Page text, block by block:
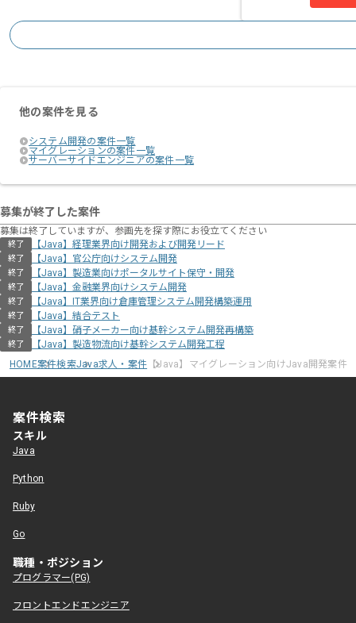
他の案件を見る
システム開発の案件一覧
マイグレーションの案件一覧
サーバーサイドエンジニアの案件一覧
募集が終了した案件
募集は終了していますが、参画先を探す際にお役立てください
終了 【Java】経理業界向け開発および開発リード
終了 【Java】官公庁向けシステム開発
終了 【Java】製造業向けポータルサイト保守・開発
終了 【Java】金融業界向けシステム開発
終了 【Java】IT業界向け倉庫管理システム開発構築運用
終了 【Java】結合テスト
終了 【Java】硝子メーカー向け基幹システム開発再構築
終了
【Java】製造物流向け基幹システム開発工程
HOME案件検索Java求人・案件 【Java】マイグレーション向けJava開発案件
案件検索
スキル
Java
Python
Ruby
Go
職種・ポジション
プログラマー(PG)
フロントエンドエンジニア